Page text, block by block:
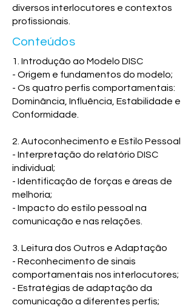
diversos interlocutores e contextos
profissionais.
Conteúdos
1. Introdução ao Modelo DISC
- Origem e fundamentos do modelo;
- Os quatro perfis comportamentais:
Dominância, Influência, Estabilidade e
Conformidade.
2. Autoconhecimento e Estilo Pessoal
- Interpretação do relatório DISC
individual;
- Identificação de forças e áreas de
melhoria;
- Impacto do estilo pessoal na
comunicação e nas relações.
3. Leitura dos Outros e Adaptação
- Reconhecimento de sinais
comportamentais nos interlocutores;
- Estratégias de adaptação da
comunicação a diferentes perfis;